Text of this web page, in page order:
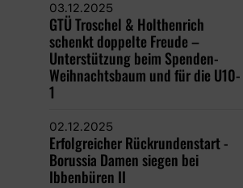
03.12.2025
GTÜ Troschel & Holthenrich
schenkt doppelte Freude –
Unterstützung beim Spenden-
Weihnachtsbaum und für die U10-
1
02.12.2025
Erfolgreicher Rückrundenstart -
Borussia Damen siegen bei
Ibbenbüren II